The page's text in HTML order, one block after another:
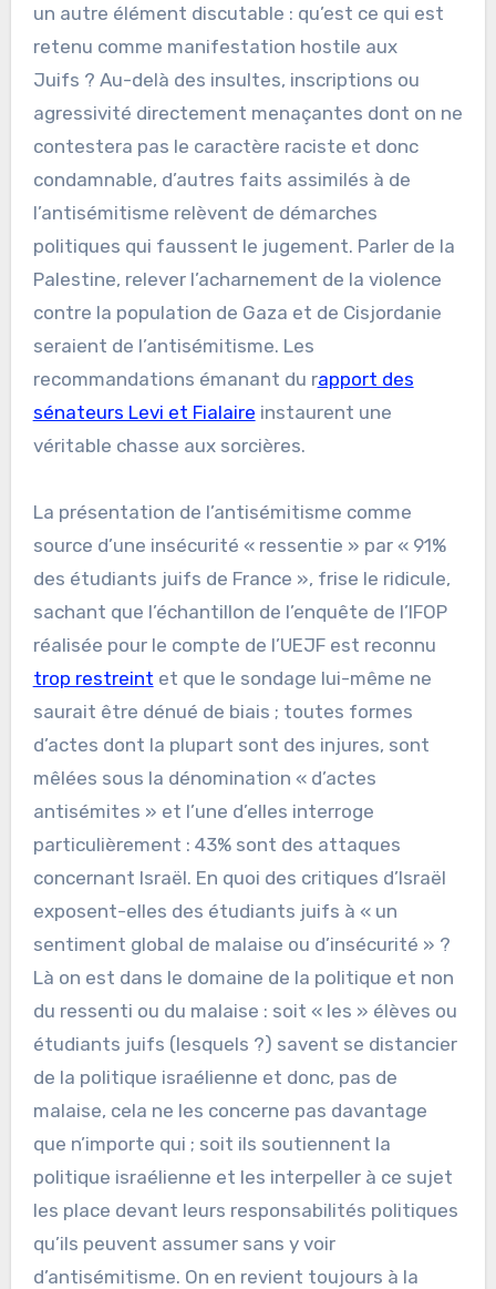
un autre élément discutable : qu’est ce qui est
retenu comme manifestation hostile aux
Juifs ? Au-delà des insultes, inscriptions ou
agressivité directement menaçantes dont on ne
contestera pas le caractère raciste et donc
condamnable, d’autres faits assimilés à de
l’antisémitisme relèvent de démarches
politiques qui faussent le jugement. Parler de la
Palestine, relever l’acharnement de la violence
contre la population de Gaza et de Cisjordanie
seraient de l’antisémitisme. Les
recommandations émanant du rapport des
sénateurs Levi et Fialaire instaurent une
véritable chasse aux sorcières.
La présentation de l’antisémitisme comme
source d’une insécurité « ressentie » par « 91%
des étudiants juifs de France », frise le ridicule,
sachant que l’échantillon de l’enquête de l’IFOP
réalisée pour le compte de l’UEJF est reconnu
trop restreint et que le sondage lui-même ne
saurait être dénué de biais ; toutes formes
d’actes dont la plupart sont des injures, sont
mêlées sous la dénomination « d’actes
antisémites » et l’une d’elles interroge
particulièrement : 43% sont des attaques
concernant Israël. En quoi des critiques d’Israël
exposent-elles des étudiants juifs à « un
sentiment global de malaise ou d’insécurité » ?
Là on est dans le domaine de la politique et non
du ressenti ou du malaise : soit « les » élèves ou
étudiants juifs (lesquels ?) savent se distancier
de la politique israélienne et donc, pas de
malaise, cela ne les concerne pas davantage
que n’importe qui ; soit ils soutiennent la
politique israélienne et les interpeller à ce sujet
les place devant leurs responsabilités politiques
qu’ils peuvent assumer sans y voir
d’antisémitisme. On en revient toujours à la